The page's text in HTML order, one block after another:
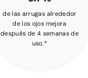
de las arrugas alrededor
de los ojos mejora
después de 4 semanas de
uso.*